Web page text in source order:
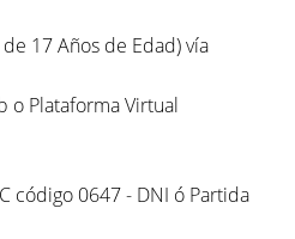
17 Años de Edad) vía
o Plataforma Virtual
código 0647 - DNI ó Partida